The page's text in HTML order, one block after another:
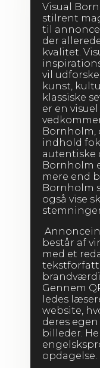
Visual
stilrent
til
der
kvalitet.
vil
kunst,
klassiske
er en
Bornholm,
indhold
autentiske
Bornholm
mere end
Bornholm
også vise
består af
med et
Gennem
ledes
website,
deres
billeder.
opdagelse.